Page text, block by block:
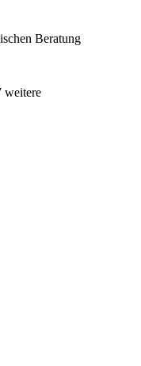
Beratung
weitere